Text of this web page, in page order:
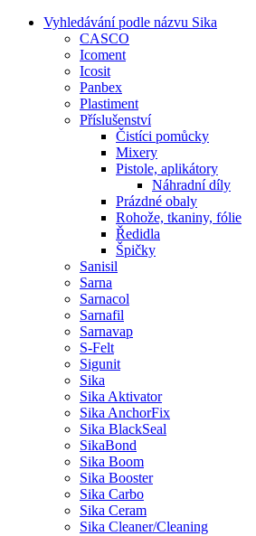
Vyhledávání podle názvu Sika
CASCO
Icoment
Icosit
Panbex
Plastiment
Příslušenství
Čistíci pomůcky
Mixery
Pistole, aplikátory
Náhradní díly
Prázdné obaly
Rohože, tkaniny, fólie
Ředidla
Špičky
Sanisil
Sarna
Sarnacol
Sarnafil
Sarnavap
S-Felt
Sigunit
Sika
Sika Aktivator
Sika AnchorFix
Sika BlackSeal
SikaBond
Sika Boom
Sika Booster
Sika Carbo
Sika Ceram
Sika Cleaner/Cleaning